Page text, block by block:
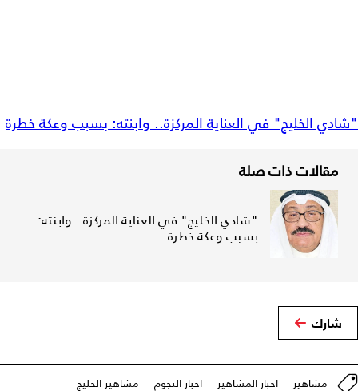
"شادي الخليج" في العناية المركزة.. وابنته: بسبب وعكة خطرة
مقالات ذات صلة
"شادي الخليج" في العناية المركزة.. وابنته:
بسبب وعكة خطرة
شارك
مشاهير اخبار المشاهير اخبار النجوم مشاهير الخليج